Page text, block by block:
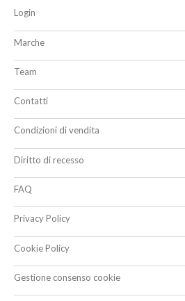
Login
Marche
Team
Contatti
Condizioni di vendita
Diritto di recesso
FAQ
Privacy Policy
Cookie Policy
Gestione consenso cookie